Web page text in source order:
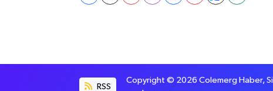
RSS
Copyright © 2026 Colemerg Haber,